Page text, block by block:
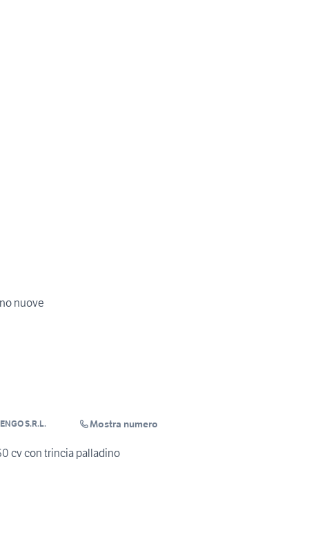
nuove
S.R.L. Mostra numero
cv con trincia palladino